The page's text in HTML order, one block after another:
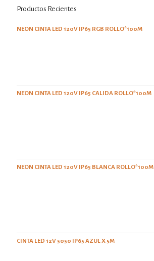
Productos Recientes
NEON CINTA LED 120V IP65 RGB ROLLO*100M
NEON CINTA LED 120V IP65 CALIDA ROLLO*100M
NEON CINTA LED 120V IP65 BLANCA ROLLO*100M
CINTA LED 12V 5050 IP65 AZUL X 5M